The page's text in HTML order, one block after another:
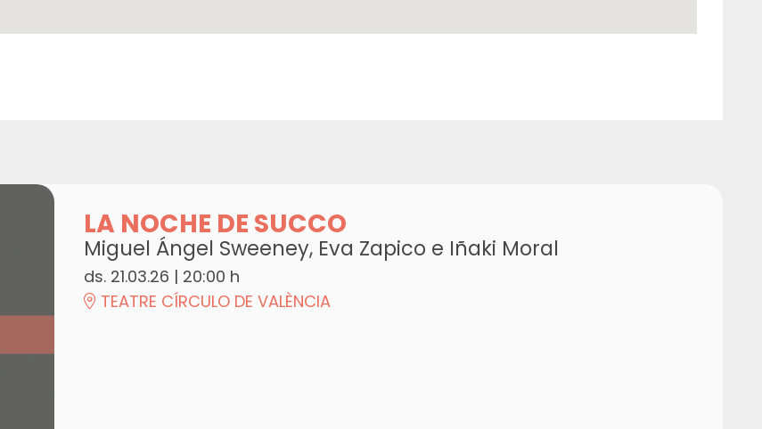
LA NOCHE DE SUCCO
Miguel Ángel Sweeney, Eva Zapico e Iñaki Moral
ds. 21.03.26 | 20:00 h
TEATRE CÍRCULO DE VALÈNCIA